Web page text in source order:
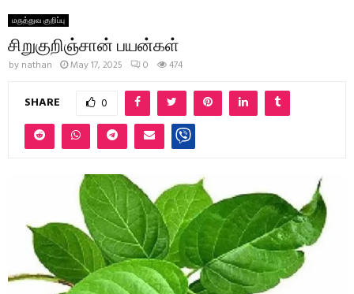
மருத்துவ குறிப்பு
சிறுகுறிஞ்சான் பயன்கள்
by nathan May 17, 2025 0 474
SHARE 0